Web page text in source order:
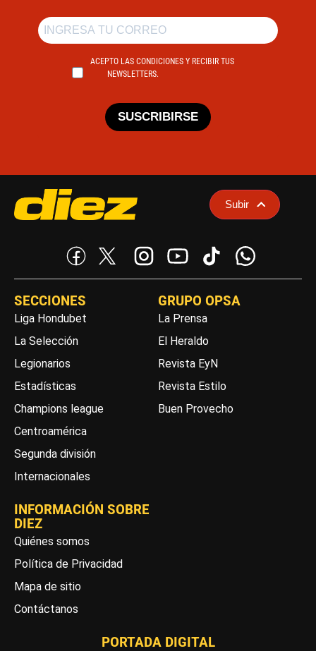
ACEPTO LAS CONDICIONES Y RECIBIR TUS
NEWSLETTERS.
SUSCRIBIRSE
Subir
SECCIONES
Liga Hondubet
La Selección
Legionarios
Estadísticas
Champions league
Centroamérica
Segunda división
Internacionales
GRUPO OPSA
La Prensa
El Heraldo
Revista EyN
Revista Estilo
Buen Provecho
INFORMACIÓN SOBRE
DIEZ
Quiénes somos
Política de Privacidad
Mapa de sitio
Contáctanos
PORTADA DIGITAL